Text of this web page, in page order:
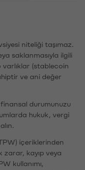
niteliği taşımaz.
saklanmasıyla ilgili
(stablecoin
ve ani değer
durumunuzu
hukuk, vergi
içeriklerinden
zarar, kayıp veya
kullanımı,